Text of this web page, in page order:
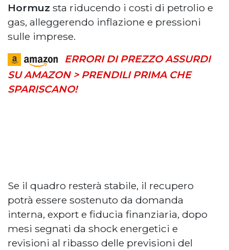
Hormuz sta riducendo i costi di petrolio e
gas, alleggerendo inflazione e pressioni
sulle imprese.
ERRORI DI PREZZO ASSURDI
SU AMAZON > PRENDILI PRIMA CHE
SPARISCANO!
Se il quadro resterà stabile, il recupero
potrà essere sostenuto da domanda
interna, export e fiducia finanziaria, dopo
mesi segnati da shock energetici e
revisioni al ribasso delle previsioni del